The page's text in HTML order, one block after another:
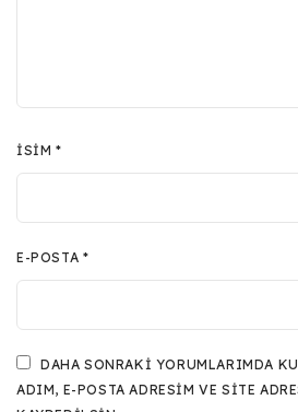
İSIM*
E-POSTA *
DAHA SONRAKI YORUMLARIMDA
ADIM, E-POSTA ADRESIM VE SITE